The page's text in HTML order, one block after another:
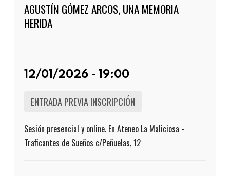
AGUSTÍN GÓMEZ ARCOS, UNA MEMORIA
HERIDA
12/01/2026 - 19:00
ENTRADA PREVIA INSCRIPCIÓN
Sesión presencial y online. En Ateneo La Maliciosa -
Traficantes de Sueños c/Peñuelas, 12